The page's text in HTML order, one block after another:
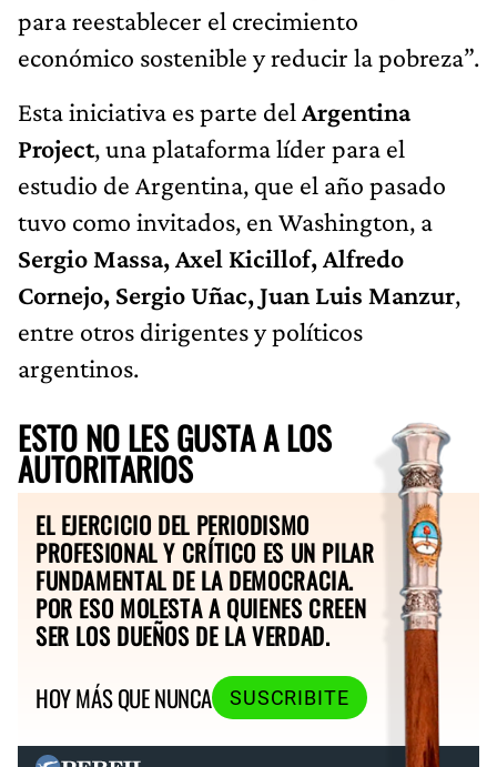
para reestablecer el crecimiento
económico sostenible y reducir la pobreza”.
Esta iniciativa es parte del Argentina
Project, una plataforma líder para el
estudio de Argentina, que el año pasado
tuvo como invitados, en Washington, a
Sergio Massa, Axel Kicillof, Alfredo
Cornejo, Sergio Uñac, Juan Luis Manzur,
entre otros dirigentes y políticos
argentinos.
ESTO NO LES GUSTA A LOS
AUTORITARIOS
EL EJERCICIO DEL PERIODISMO
PROFESIONAL Y CRÍTICO ES UN PILAR
FUNDAMENTAL DE LA DEMOCRACIA.
POR ESO MOLESTA A QUIENES CREEN
SER LOS DUEÑOS DE LA VERDAD.
HOY MÁS QUE NUNCA
SUSCRIBITE